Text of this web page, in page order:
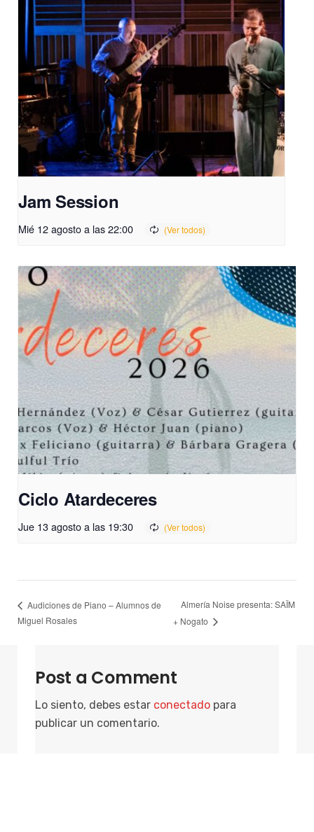
Jam Session
Mié 12 agosto a las 22:00
Ciclo Atardeceres
Jue 13 agosto a las 19:30
Audiciones de Piano – Alumnos de
Miguel Rosales
Almería Noise presenta: SAÏM
+ Nogato
Post a Comment
Lo siento, debes estar conectado para
publicar un comentario.